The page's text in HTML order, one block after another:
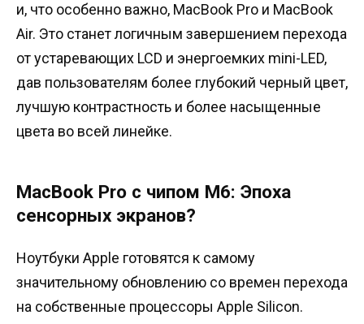
и, что особенно важно, MacBook Pro и MacBook
Air. Это станет логичным завершением перехода
от устаревающих LCD и энергоемких mini-LED,
дав пользователям более глубокий черный цвет,
лучшую контрастность и более насыщенные
цвета во всей линейке.
MacBook Pro с чипом M6: Эпоха
сенсорных экранов?
Ноутбуки Apple готовятся к самому
значительному обновлению со времен перехода
на собственные процессоры Apple Silicon.